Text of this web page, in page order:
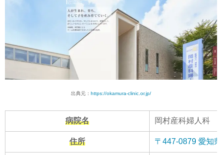
出典元： https://okamura-clinic.or.jp/
病院名 岡村産科婦人科
住所 〒447-0879 愛知